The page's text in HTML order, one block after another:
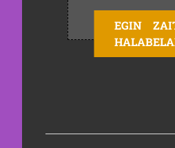
EGIN